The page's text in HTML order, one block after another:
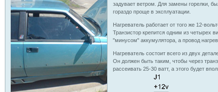
задувает ветром. Для замены горелки,
гораздо проще в эксплуатации.
Нагреватель работает от того же 12-
Транзистор крепится одним из четырех
"минусом" аккумулятора, а провод
Нагреватель состоит всего из двух
Он должен быть таким, чтобы через
рассеивать 25-30 ватт, а этого будет